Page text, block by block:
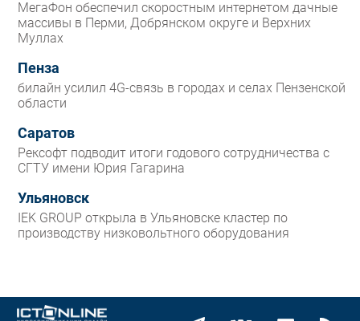
МегаФон обеспечил скоростным интернетом дачные
массивы в Перми, Добрянском округе и Верхних
Муллах
Пенза
билайн усилил 4G-связь в городах и селах Пензенской
области
Саратов
Рексофт подводит итоги годового сотрудничества с
СГТУ имени Юрия Гагарина
Ульяновск
IEK GROUP открыла в Ульяновске кластер по
производству низковольтного оборудования